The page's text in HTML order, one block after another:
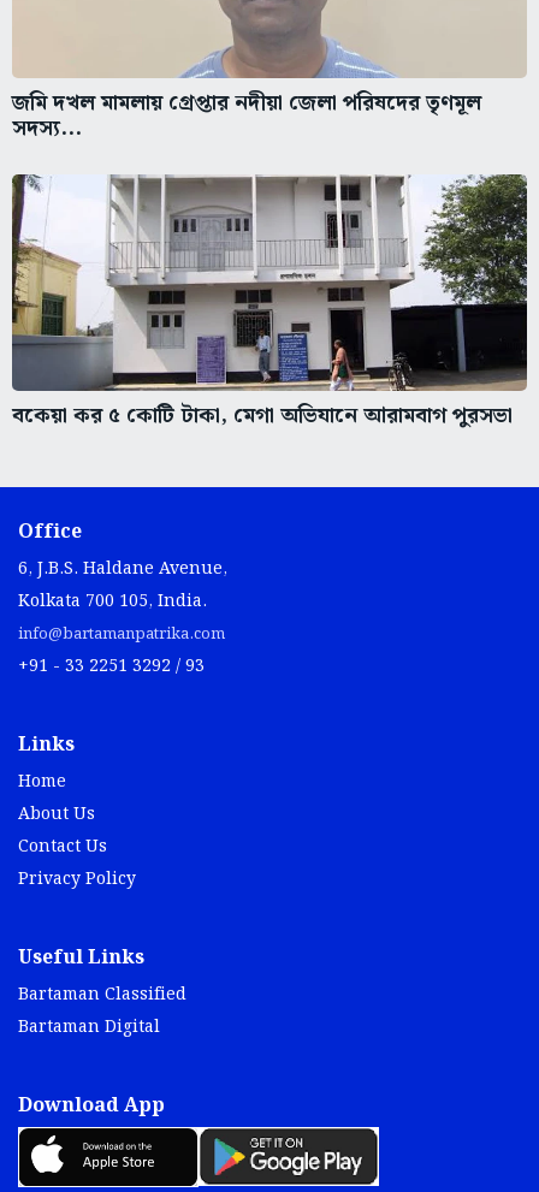
জমি দখল মামলায় গ্রেপ্তার নদীয়া জেলা পরিষদের তৃণমূল
সদস্য...
বকেয়া কর ৫ কোটি টাকা, মেগা অভিযানে আরামবাগ পুরসভা
Office
6, J.B.S. Haldane Avenue,
Kolkata 700 105, India.
info@bartamanpatrika.com
+91 - 33 2251 3292 / 93
Links
Home
About Us
Contact Us
Privacy Policy
Useful Links
Bartaman Classified
Bartaman Digital
Download App